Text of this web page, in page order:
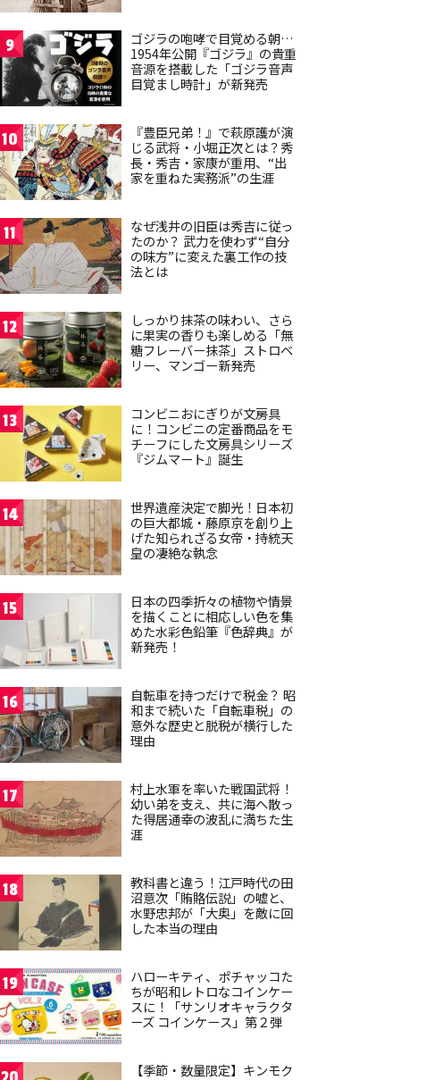
9
ゴジラの咆哮で目覚める朝…
1954年公開『ゴジラ』の貴重
音源を搭載した「ゴジラ音声
目覚まし時計」が新発売
10
『豊臣兄弟！』で萩原護が演
じる武将・小堀正次とは？秀
長・秀吉・家康が重用、“出
家を重ねた実務派”の生涯
11
なぜ浅井の旧臣は秀吉に従っ
たのか？ 武力を使わず“自分
の味方”に変えた裏工作の技
法とは
12
しっかり抹茶の味わい、さら
に果実の香りも楽しめる「無
糖フレーバー抹茶」ストロベ
リー、マンゴー新発売
13
コンビニおにぎりが文房具
に！コンビニの定番商品をモ
チーフにした文房具シリーズ
『ジムマート』誕生
14
世界遺産決定で脚光！日本初
の巨大都城・藤原京を創り上
げた知られざる女帝・持統天
皇の凄絶な執念
15
日本の四季折々の植物や情景
を描くことに相応しい色を集
めた水彩色鉛筆『色辞典』が
新発売！
16
自転車を持つだけで税金？ 昭
和まで続いた「自転車税」の
意外な歴史と脱税が横行した
理由
17
村上水軍を率いた戦国武将！
幼い弟を支え、共に海へ散っ
た得居通幸の波乱に満ちた生
涯
18
教科書と違う！江戸時代の田
沼意次「賄賂伝説」の嘘と、
水野忠邦が「大奥」を敵に回
した本当の理由
19
ハローキティ、ポチャッコた
ちが昭和レトロなコインケー
スに！「サンリオキャラクタ
ーズ コインケース」第２弾
【季節・数量限定】キンモク